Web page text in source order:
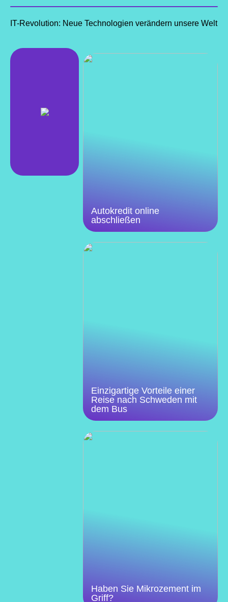
IT-Revolution: Neue Technologien verändern unsere Welt
Autokredit online
abschließen
Einzigartige Vorteile einer
Reise nach Schweden mit
dem Bus
Haben Sie Mikrozement im
Griff?